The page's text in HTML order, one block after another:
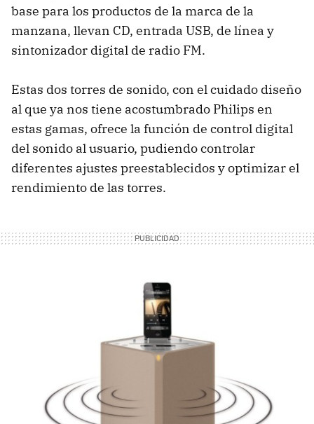
base para los productos de la marca de la
manzana, llevan CD, entrada USB, de línea y
sintonizador digital de radio FM.
Estas dos torres de sonido, con el cuidado diseño
al que ya nos tiene acostumbrado Philips en
estas gamas, ofrece la función de control digital
del sonido al usuario, pudiendo controlar
diferentes ajustes preestablecidos y optimizar el
rendimiento de las torres.